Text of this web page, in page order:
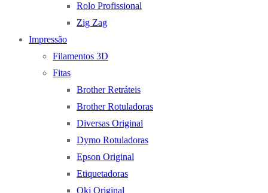
Rolo Profissional
Zig Zag
Impressão
Filamentos 3D
Fitas
Brother Retráteis
Brother Rotuladoras
Diversas Original
Dymo Rotuladoras
Epson Original
Etiquetadoras
Oki Original